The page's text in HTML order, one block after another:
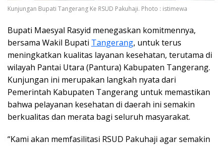
Kunjungan Bupati Tangerang Ke RSUD Pakuhaji. Photo : istimewa
Bupati Maesyal Rasyid menegaskan komitmennya,
bersama Wakil Bupati Tangerang, untuk terus
meningkatkan kualitas layanan kesehatan, terutama di
wilayah Pantai Utara (Pantura) Kabupaten Tangerang.
Kunjungan ini merupakan langkah nyata dari
Pemerintah Kabupaten Tangerang untuk memastikan
bahwa pelayanan kesehatan di daerah ini semakin
berkualitas dan merata bagi seluruh masyarakat.
“Kami akan memfasilitasi RSUD Pakuhaji agar semakin